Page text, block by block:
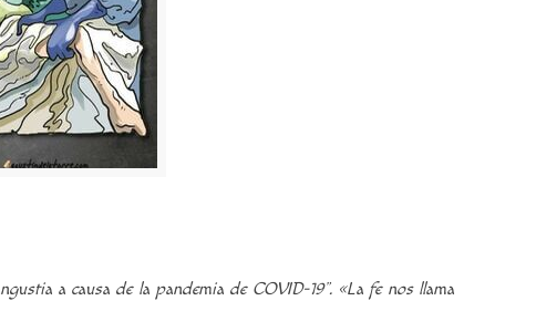
a causa de la pandemia de COVID-19”. «La fe nos llama